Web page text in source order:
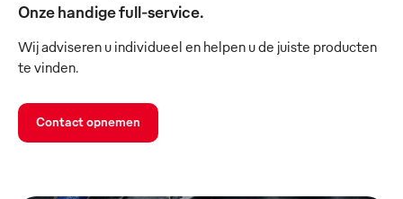
Onze handige full-service.
Wij adviseren u individueel en helpen u de juiste producten
te vinden.
Contact opnemen